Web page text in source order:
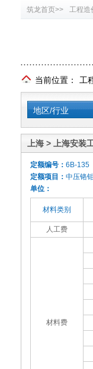
筑龙首页>> 工程造
当前位置： 工
地区/行业
上海 > 上海安装
定额编号： 6B-135
定额项目： 中压铬
单位：
材料类别
人工费
材料费